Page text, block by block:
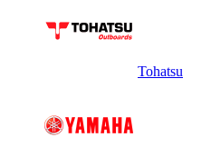
Tohatsu